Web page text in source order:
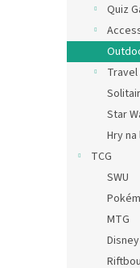
Quiz
Travel
Star
Hry
TCG
SWU
MTG